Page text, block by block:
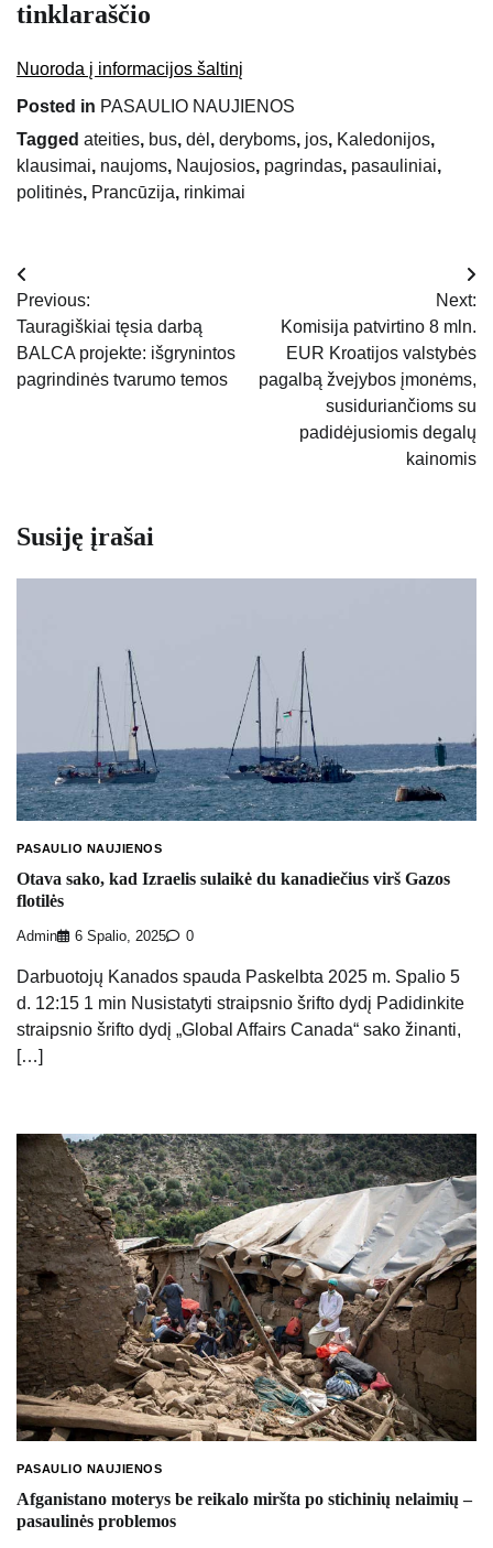
tinklaraščio
Nuoroda į informacijos šaltinį
Posted in PASAULIO NAUJIENOS
Tagged ateities, bus, dėl , deryboms, jos, Kaledonijos,
klausimai, naujoms, Naujosios, pagrindas, pasauliniai,
politinės, Prancūzija, rinkimai
Navigacija
tarp
įrašų
Previous:
Tauragiškiai tęsia darbą
BALCA projekte: išgrynintos
pagrindinės tvarumo temos
Next:
Komisija patvirtino 8 mln.
EUR Kroatijos valstybės
pagalbą žvejybos įmonėms,
susiduriančioms su
padidėjusiomis degalų
kainomis
Susiję įrašai
PASAULIO NAUJIENOS
Otava sako, kad Izraelis sulaikė du kanadiečius virš Gazos
flotilės
Admin 6 Spalio, 2025 0
Darbuotojų Kanados spauda Paskelbta 2025 m. Spalio 5
d. 12:15 1 min Nusistatyti straipsnio šrifto dydį Padidinkite
straipsnio šrifto dydį „Global Affairs Canada“ sako žinanti,
[…]
PASAULIO NAUJIENOS
Afganistano moterys be reikalo miršta po stichinių nelaimių –
pasaulinės problemos